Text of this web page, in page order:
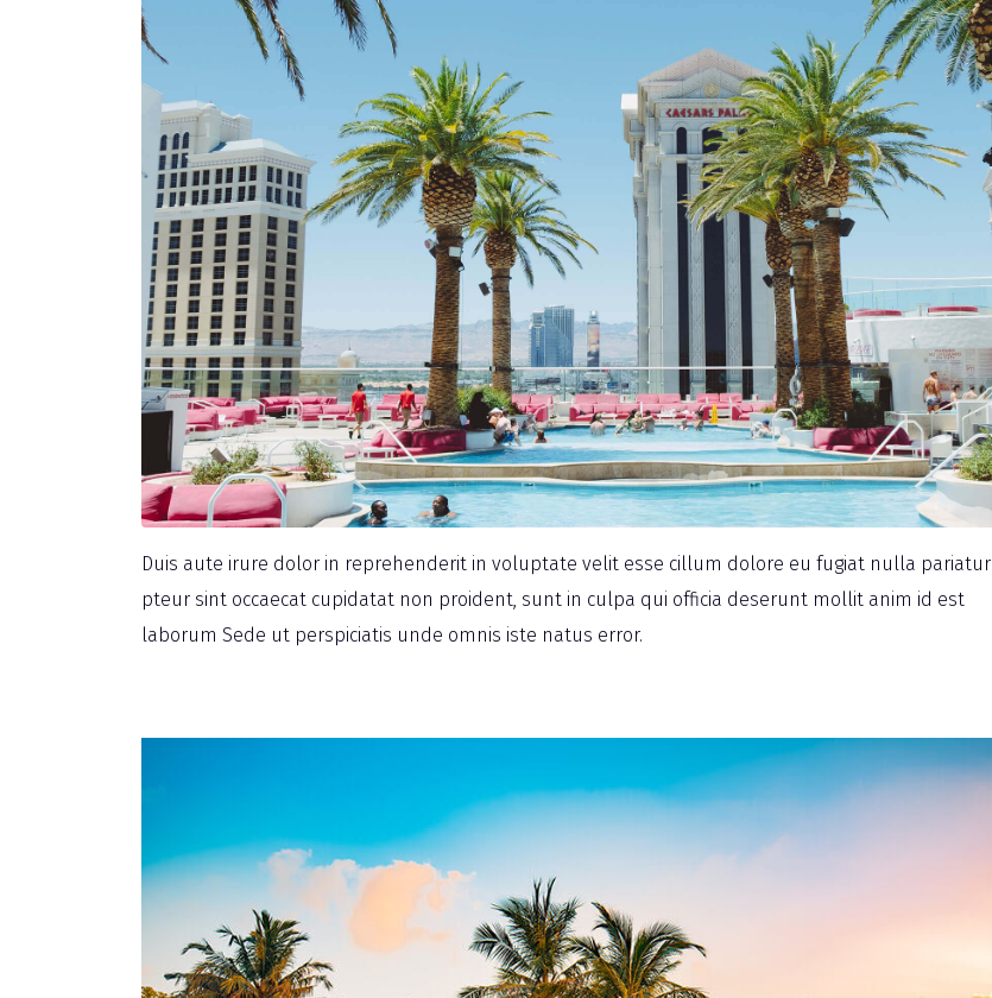
Duis aute irure dolor in reprehenderit in voluptate velit esse cillum dolore eu fugiat nulla pariatur
pteur sint occaecat cupidatat non proident, sunt in culpa qui officia deserunt mollit anim id est
laborum Sede ut perspiciatis unde omnis iste natus error.